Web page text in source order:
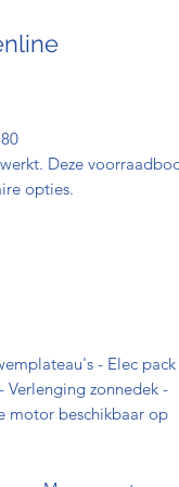
Deze
opties.
- Elec pack
Verlenging zonnedek -
motor beschikbaar op